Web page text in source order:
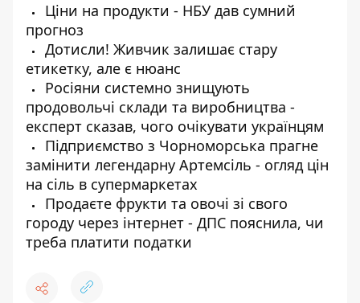
Ціни на продукти - НБУ дав сумний
прогноз
Дотисли! Живчик залишає стару
етикетку, але є нюанс
Росіяни системно знищують
продовольчі склади та виробництва -
експерт сказав, чого очікувати українцям
Підприємство з Чорноморська прагне
замінити легендарну Артемсіль - огляд цін
на сіль в супермаркетах
Продаєте фрукти та овочі зі свого
городу через інтернет - ДПС пояснила, чи
треба платити податки